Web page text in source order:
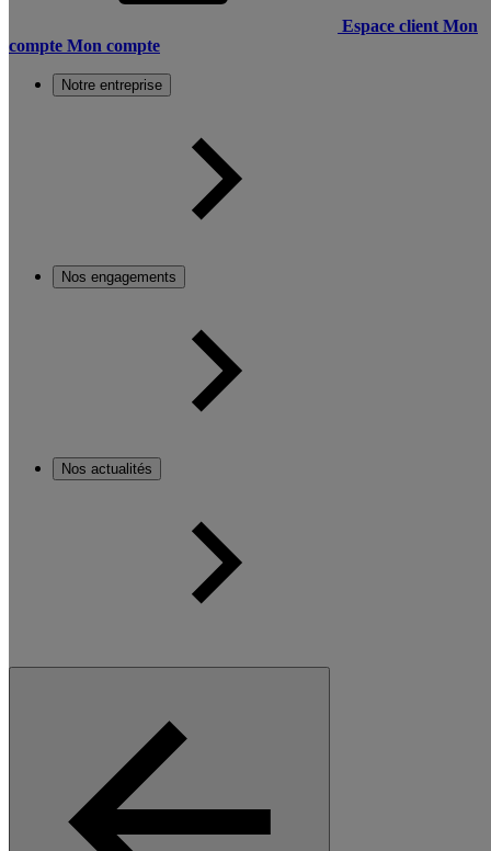
Espace client Mon
compte Mon compte
Notre entreprise
Nos engagements
Nos actualités